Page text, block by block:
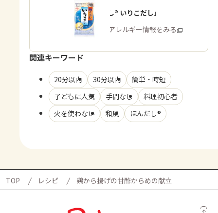
「ほんだし® いりこだし」
商品・アレルギー情報をみる
関連キーワード
20分以内 30分以内
簡単・時短
子どもに人気
手間なし
料理初心者
火を使わない
和風 ほんだし®
TOP レシピ 鶏から揚げの甘酢からめの献立